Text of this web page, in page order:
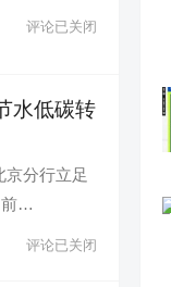
评论已关闭
水低碳转
京分行立足
前…
评论已关闭